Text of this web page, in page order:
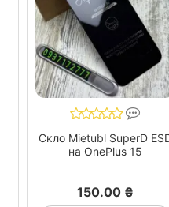
Скло Mietubl SuperD ESD
на OnePlus 15
150.00 ₴